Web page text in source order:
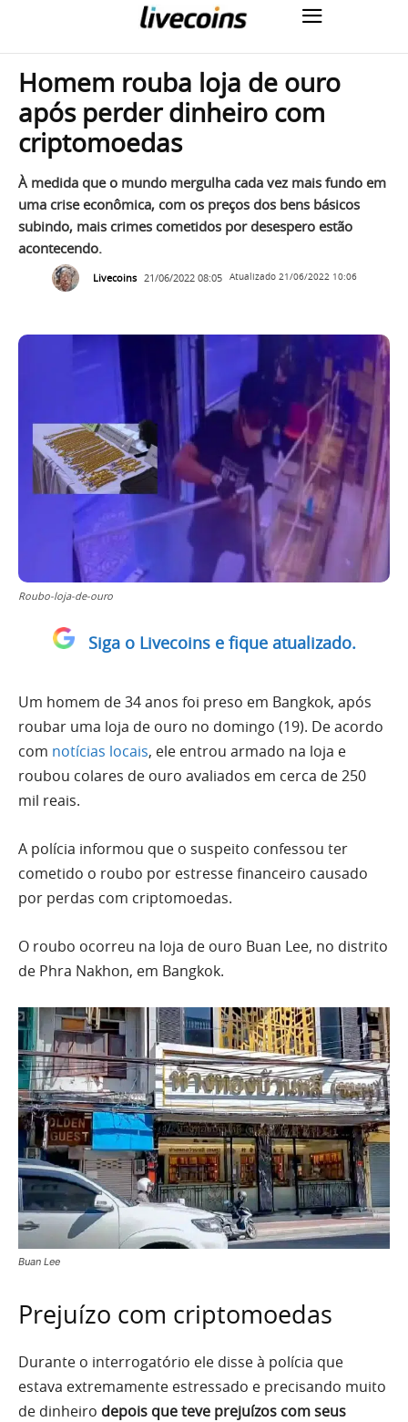
Homem rouba loja de ouro
após perder dinheiro com
criptomoedas
À medida que o mundo mergulha cada vez mais fundo em
uma crise econômica, com os preços dos bens básicos
subindo, mais crimes cometidos por desespero estão
acontecendo.
Livecoins 21/06/2022 08:05 Atualizado 21/06/2022 10:06
Roubo-loja-de-ouro
Siga o Livecoins e fique atualizado.
Um homem de 34 anos foi preso em Bangkok, após
roubar uma loja de ouro no domingo (19). De acordo
com notícias locais, ele entrou armado na loja e
roubou colares de ouro avaliados em cerca de 250
mil reais.
A polícia informou que o suspeito confessou ter
cometido o roubo por estresse financeiro causado
por perdas com criptomoedas.
O roubo ocorreu na loja de ouro Buan Lee, no distrito
de Phra Nakhon, em Bangkok.
Buan Lee
Prejuízo com criptomoedas
Durante o interrogatório ele disse à polícia que
estava extremamente estressado e precisando muito
de dinheiro depois que teve prejuízos com seus